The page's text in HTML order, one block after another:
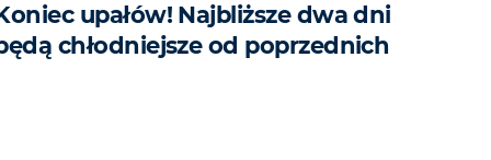
upałów! Najbliższe dwa dni
chłodniejsze od poprzednich